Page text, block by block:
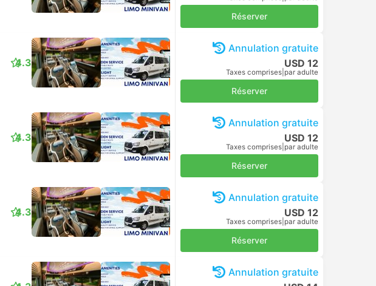
Réserver
4.3
Annulation gratuite
USD 12
Taxes comprises par adulte
Réserver
4.3
Annulation gratuite
USD 12
Taxes comprises par adulte
Réserver
4.3
Annulation gratuite
USD 12
Taxes comprises par adulte
Réserver
Annulation gratuite